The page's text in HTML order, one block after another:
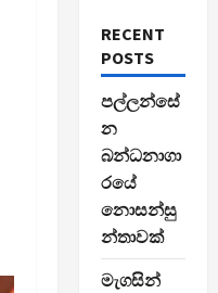
RECENT
POSTS
පල්ලන්සේ
න
බන්ධනාගා
රයේ
නොසන්සු
න්තාවක්
මැගසින්